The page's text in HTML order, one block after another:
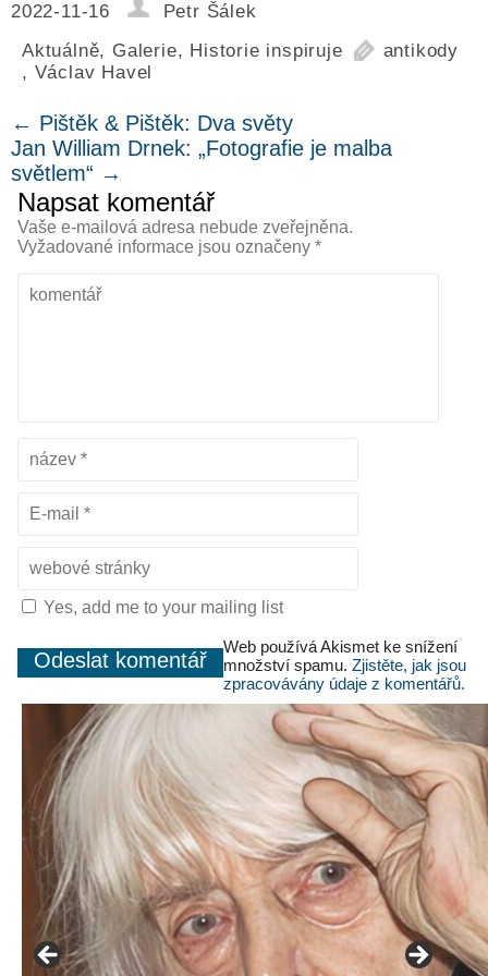
2022-11-16
Petr Šálek
Aktuálně, Galerie, Historie inspiruje
antikody
, Václav Havel
← Pištěk & Pištěk: Dva světy
Jan William Drnek: „Fotografie je malba
světlem“ →
Napsat komentář
Vaše e-mailová adresa nebude zveřejněna.
Vyžadované informace jsou označeny *
Yes, add me to your mailing list
Web používá Akismet ke snížení
množství spamu. Zjistěte, jak jsou
zpracovávány údaje z komentářů.